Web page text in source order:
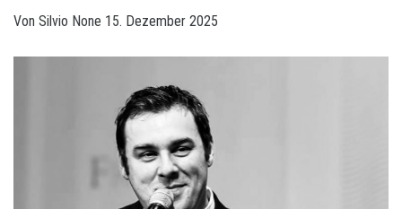
Von Silvio None 15. Dezember 2025